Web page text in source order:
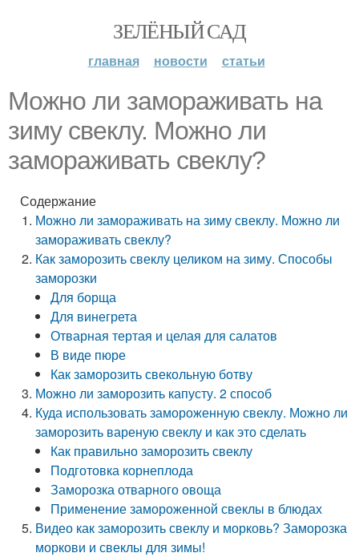
ЗЕЛЁНЫЙ САД
главная новости статьи
Можно ли замораживать на
зиму свеклу. Можно ли
замораживать свеклу?
Содержание
Можно ли замораживать на зиму свеклу. Можно ли
замораживать свеклу?
Как заморозить свеклу целиком на зиму. Способы
заморозки
Для борща
Для винегрета
Отварная тертая и целая для салатов
В виде пюре
Как заморозить свекольную ботву
Можно ли заморозить капусту. 2 способ
Куда использовать замороженную свеклу. Можно ли
заморозить вареную свеклу и как это сделать
Как правильно заморозить свеклу
Подготовка корнеплода
Заморозка отварного овоща
Применение замороженной свеклы в блюдах
Видео как заморозить свеклу и морковь? Заморозка
моркови и свеклы для зимы!